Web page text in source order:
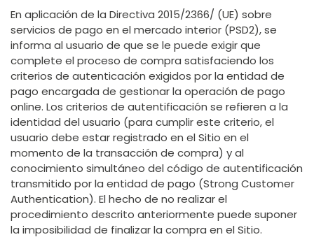
En aplicación de la Directiva 2015/2366/ (UE) sobre
servicios de pago en el mercado interior (PSD2), se
informa al usuario de que se le puede exigir que
complete el proceso de compra satisfaciendo los
criterios de autenticación exigidos por la entidad de
pago encargada de gestionar la operación de pago
online. Los criterios de autentificación se refieren a la
identidad del usuario (para cumplir este criterio, el
usuario debe estar registrado en el Sitio en el
momento de la transacción de compra) y al
conocimiento simultáneo del código de autentificación
transmitido por la entidad de pago (Strong Customer
Authentication). El hecho de no realizar el
procedimiento descrito anteriormente puede suponer
la imposibilidad de finalizar la compra en el Sitio.